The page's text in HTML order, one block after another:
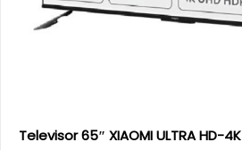
Televisor 65″ XIAOMI ULTRA HD-4K